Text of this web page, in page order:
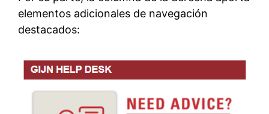
elementos adicionales de navegación
destacados: